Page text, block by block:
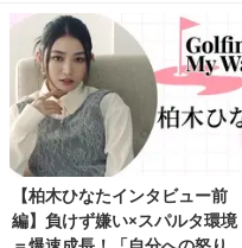
【柏木ひなたインタビュー前
編】負けず嫌い×スパルタ環境